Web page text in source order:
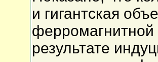
и гигантская
результате